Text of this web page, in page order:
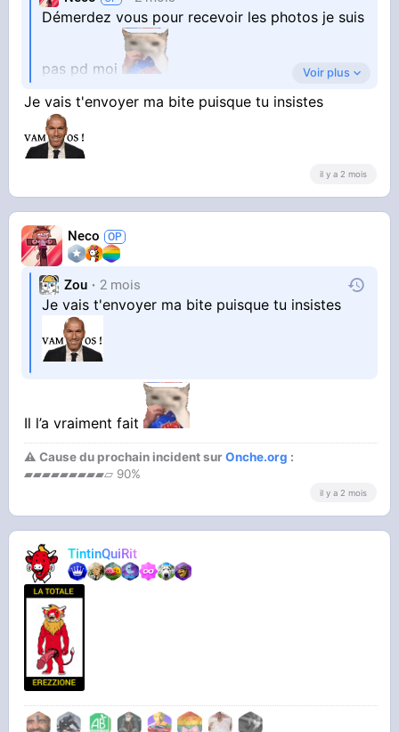
Démerdez vous pour recevoir les photos je suis
pas pd moi
Je note juste les tailles
Voir plus
Je vais t'envoyer ma bite puisque tu insistes
il y a 2 mois
Neco
Zou 2 mois
Je vais t'envoyer ma bite puisque tu insistes
Il l’a vraiment fait
⚠ Cause du prochain incident surOnche.org :
▰▰▰▰▰▰▰▰▰▱ 90%
il y a 2 mois
TintinQuiRit